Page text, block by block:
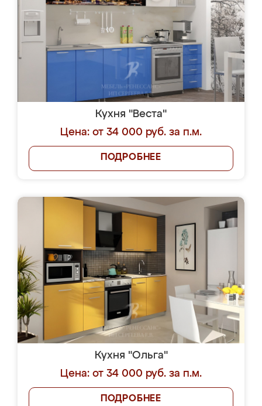
Кухня "Веста"
Цена: от 34 000 руб. за п.м.
ПОДРОБНЕЕ
Кухня "Ольга"
Цена: от 34 000 руб. за п.м.
ПОДРОБНЕЕ